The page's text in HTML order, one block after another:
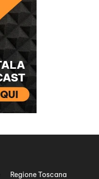
Regione Toscana